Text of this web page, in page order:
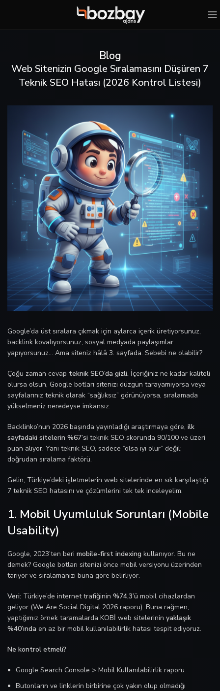
Blog
Web Sitenizin Google Sıralamasını Düşüren 7
Teknik SEO Hatası (2026 Kontrol Listesi)
Google’da üst sıralara çıkmak için aylarca içerik üretiyorsunuz,
backlink kovalıyorsunuz, sosyal medyada paylaşımlar
yapıyorsunuz… Ama siteniz hâlâ 3. sayfada. Sebebi ne olabilir?
Çoğu zaman cevap teknik SEO’da gizli. İçeriğiniz ne kadar kaliteli
olursa olsun, Google botları sitenizi düzgün tarayamıyorsa veya
sayfalarınız teknik olarak “sağlıksız” görünüyorsa, sıralamada
yükselmeniz neredeyse imkansız.
Backlinko’nun 2026 başında yayınladığı araştırmaya göre, ilk
sayfadaki sitelerin %67’si teknik SEO skorunda 90/100 ve üzeri
puan alıyor. Yani teknik SEO, sadece “olsa iyi olur” değil;
doğrudan sıralama faktörü.
Gelin, Türkiye’deki işletmelerin web sitelerinde en sık karşılaştığı
7 teknik SEO hatasını ve çözümlerini tek tek inceleyelim.
1. Mobil Uyumluluk Sorunları (Mobile
Usability)
Google, 2023’ten beri mobile-first indexing kullanıyor. Bu ne
demek? Google botları sitenizi önce mobil versiyonu üzerinden
tarıyor ve sıralamanızı buna göre belirliyor.
Veri: Türkiye’de internet trafiğinin %74,3’ü mobil cihazlardan
geliyor (We Are Social Digital 2026 raporu). Buna rağmen,
yaptığımız örnek taramalarda KOBİ web sitelerinin yaklaşık
%40’ında en az bir mobil kullanılabilirlik hatası tespit ediyoruz.
Ne kontrol etmeli?
Google Search Console > Mobil Kullanılabilirlik raporu
Butonların ve linklerin birbirine çok yakın olup olmadığı